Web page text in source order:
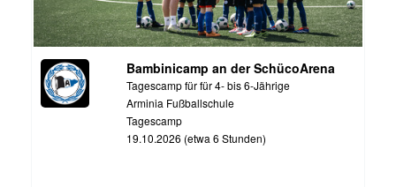
Bambinicamp an der SchücoArena
Tagescamp für für 4- bis 6-Jährige
Arminia Fußballschule
Tagescamp
19.10.2026 (etwa 6 Stunden)